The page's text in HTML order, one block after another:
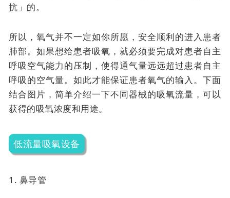
抗」的。
所以，氧气并不一定如你所愿，安全顺利的进入患者
肺部。如果想给患者吸氧，就必须要完成对患者自主
呼吸空气能力的压制，使得通气量远远超过患者自主
呼吸的空气量。如此才能保证患者氧气的输入。下面
结合图片，简单介绍一下不同器械的吸氧流量，可以
获得的吸氧浓度和用途。
低流量吸氧设备
1. 鼻导管